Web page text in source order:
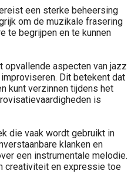
een sterke beheersing
om de muzikale frasering
te begrijpen en te kunnen
opvallende aspecten van jazz
Dit betekent dat
kunt verzinnen tijdens het
is
die vaak wordt gebruikt in
klanken en
een instrumentale melodie.
creativiteit en expressie toe